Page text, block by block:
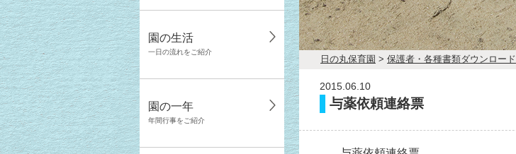
園の生活
一日の流れをご紹介
園の一年
年間行事をご紹介
日の丸保育園 > 保護者・各種書類ダウンロード
2015.06.10
与薬依頼連絡票